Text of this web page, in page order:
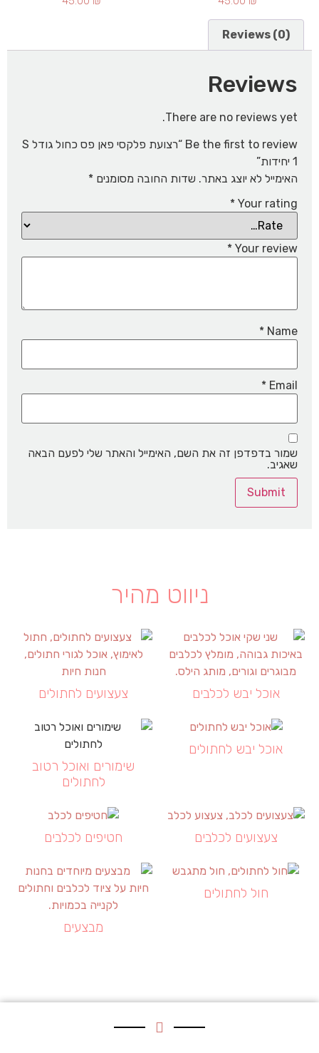
Reviews (0)
Reviews
There are no reviews yet.
Be the first to review “רצועת פלקסי פאן פס כחול גודל S
1 יחידות”
האימייל לא יוצג באתר. שדות החובה מסומנים *
Your rating
*
Your review
*
Name
*
Email
*
שמור בדפדפן זה את השם, האימייל והאתר שלי לפעם הבאה
שאגיב.
ניווט מהיר
אוכל יבש לכלבים צעצועים לחתולים
אוכל יבש לחתולים
שימורים ואוכל רטוב
לחתולים
צעצועים לכלבים חטיפים לכלבים
חול לחתולים
מבצעים